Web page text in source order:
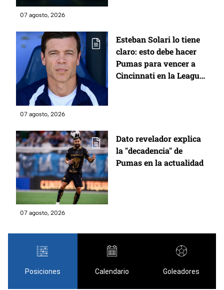
marcador online
07 agosto, 2026
Esteban Solari lo tiene
claro: esto debe hacer
Pumas para vencer a
Cincinnati en la Leagues
07 agosto, 2026
Dato revelador explica
la "decadencia" de
Pumas en la actualidad
07 agosto, 2026
Posiciones Calendario Goleadores